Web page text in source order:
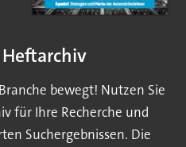
Heftarchiv
bewegt! Nutzen Sie
für Ihre Recherche und
Suchergebnissen. Die